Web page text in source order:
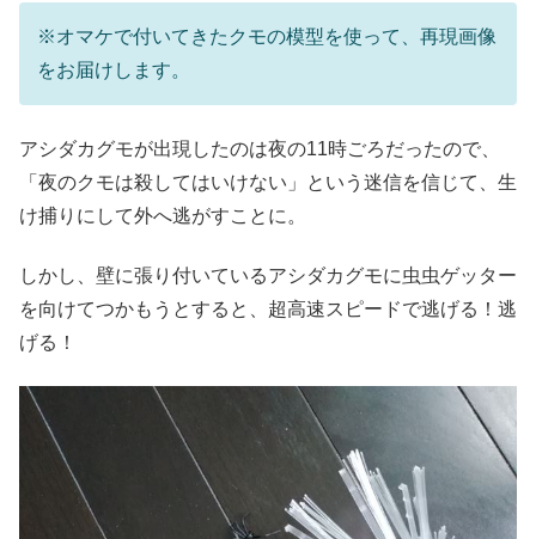
※オマケで付いてきたクモの模型を使って、再現画像
をお届けします。
アシダカグモが出現したのは夜の11時ごろだったので、
「夜のクモは殺してはいけない」という迷信を信じて、生
け捕りにして外へ逃がすことに。
しかし、壁に張り付いているアシダカグモに虫虫ゲッター
を向けてつかもうとすると、超高速スピードで逃げる！逃
げる！